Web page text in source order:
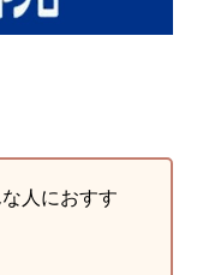
人におすす